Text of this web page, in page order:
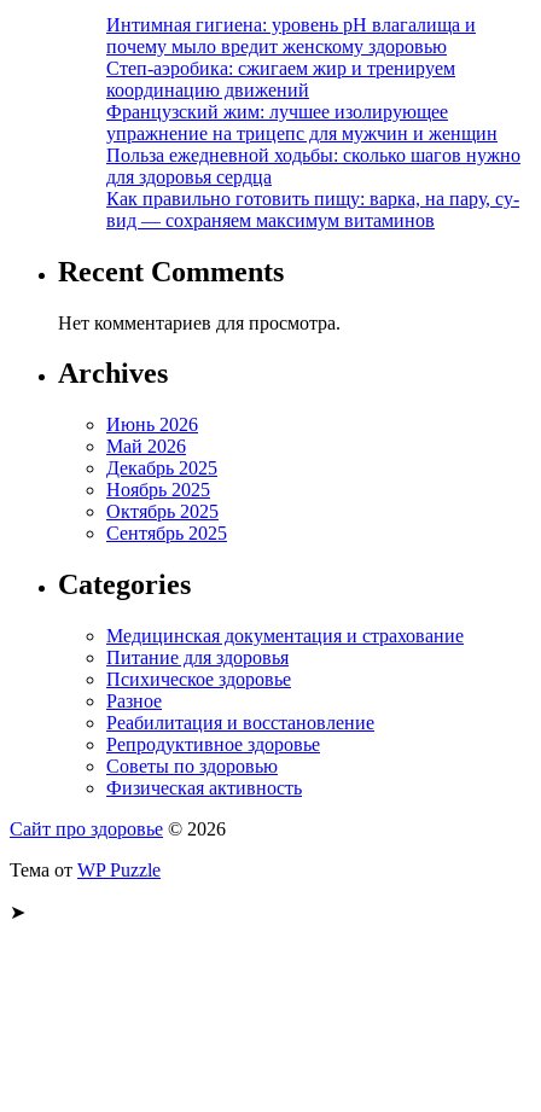
Интимная гигиена: уровень pH влагалища и
почему мыло вредит женскому здоровью
Степ-аэробика: сжигаем жир и тренируем
координацию движений
Французский жим: лучшее изолирующее
упражнение на трицепс для мужчин и женщин
Польза ежедневной ходьбы: сколько шагов нужно
для здоровья сердца
Как правильно готовить пищу: варка, на пару, су-
вид — сохраняем максимум витаминов
Recent Comments
Нет комментариев для просмотра.
Archives
Июнь 2026
Май 2026
Декабрь 2025
Ноябрь 2025
Октябрь 2025
Сентябрь 2025
Categories
Медицинская документация и страхование
Питание для здоровья
Психическое здоровье
Разное
Реабилитация и восстановление
Репродуктивное здоровье
Советы по здоровью
Физическая активность
Сайт про здоровье © 2026
Тема от WP Puzzle
➤